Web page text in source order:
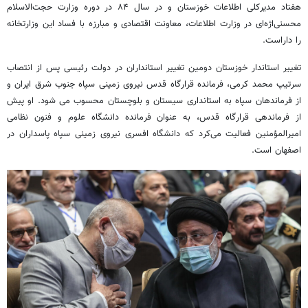
هفتاد مدیرکلی اطلاعات خوزستان و در سال ۸۴ در دوره وزارت حجت‌الاسلام
محسنی‌اژه‌ای در وزارت اطلاعات، معاونت اقتصادی و مبارزه با فساد این وزارتخانه
را داراست.
تغییر استاندار خوزستان دومین تغییر استانداران در دولت رئیسی پس از انتصاب
سرتیپ محمد کرمی، فرمانده قرارگاه قدس نیروی زمینی سپاه جنوب شرق ایران و
از فرماندهان سپاه به استانداری سیستان و بلوچستان محسوب می شود. او پیش
از فرماندهی قرارگاه قدس، به عنوان فرمانده دانشگاه علوم و فنون نظامی
امیرالمؤمنین فعالیت می‌کرد که دانشگاه افسری نیروی زمینی سپاه پاسداران در
اصفهان است.